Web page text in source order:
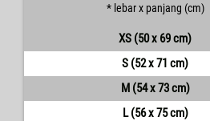
* lebar x panjang (cm)
XS (50 x 69 cm)
S (52 x 71 cm)
M (54 x 73 cm)
L (56 x 75 cm)